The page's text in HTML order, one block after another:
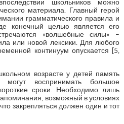
школьников можно
материала. Главный герой
грамматического правила и
конечный целью является его
«волшебные силы» –
или новой лексики. Для любого
континуум опускается [5,
возрасте у детей память
могут воспринимать большое
сроки. Необходимо лишь
возможный в условиях
закрепляться должен один и тот